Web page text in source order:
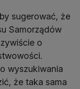
sugerować, że
Samorządów
o
wyszukiwania
że taka sama